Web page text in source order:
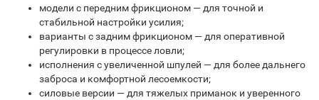
модели с передним фрикционом — для точной и
стабильной настройки усилия;
варианты с задним фрикционом — для оперативной
регулировки в процессе ловли;
исполнения с увеличенной шпулей — для более дальнего
заброса и комфортной лесоемкости;
силовые версии — для тяжелых приманок и уверенного